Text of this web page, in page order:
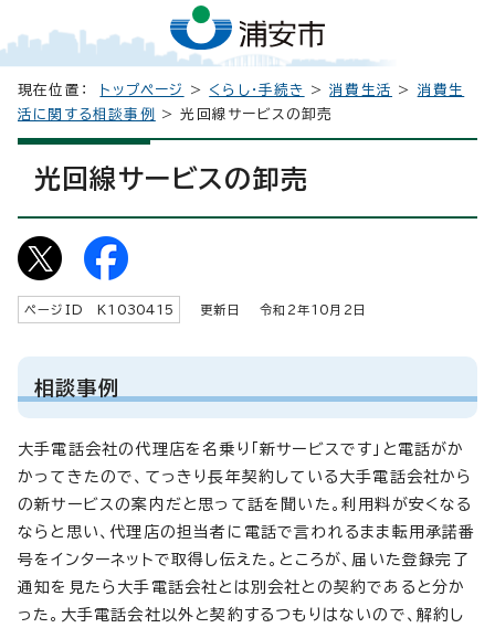
現在位置： トップページ > くらし・手続き >消費生活 > 消費生
活に関する相談事例
> 光回線サービスの卸売
光回線サービスの卸売
ページID K 1030415 更新日 令和2年10 月2日
相談事例
大手電話会社の代理店を名乗り「新サービスです」と電話がか
かってきたので、てっきり長年契約している大手電話会社から
の新サービスの案内だと思って話を聞いた。利用料が安くなる
ならと思い、代理店の担当者に電話で言われるまま転用承諾番
号をインターネットで取得し伝えた。ところが、届いた登録完了
通知を見たら大手電話会社とは別会社との契約であると分か
った。大手電話会社以外と契約するつもりはないので、解約し